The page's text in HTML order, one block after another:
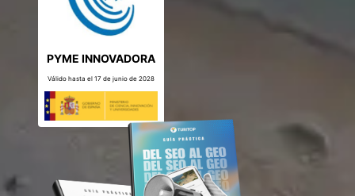
PYME INNOVADORA
Válido hasta el 17 de junio de 2028